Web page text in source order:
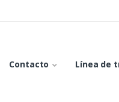
Contacto Línea de